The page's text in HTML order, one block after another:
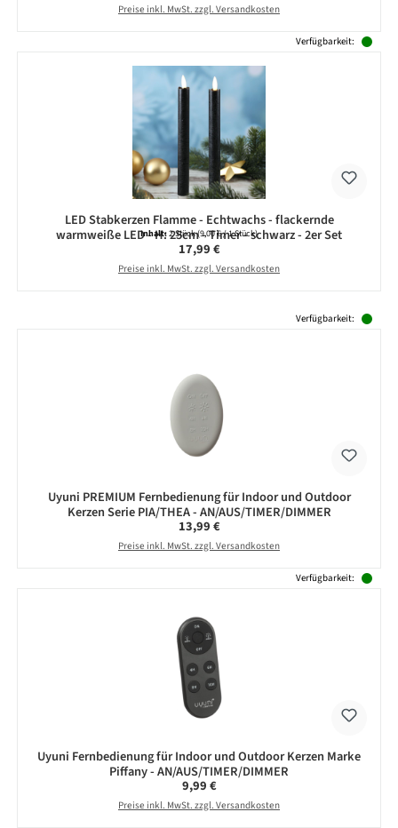
Preise inkl. MwSt. zzgl. Versandkosten
Verfügbarkeit:
LED Stabkerzen Flamme - Echtwachs - flackernde
warmweiße LED - H: 25cm - Timer - schwarz - 2er Set
Inhalt:2 Stück(9,00 € / 1 Stück)
Regulärer Preis:
17,99 €
Preise inkl. MwSt. zzgl. Versandkosten
Verfügbarkeit:
Uyuni PREMIUM Fernbedienung für Indoor und Outdoor
Kerzen Serie PIA/THEA - AN/AUS/TIMER/DIMMER
Regulärer Preis:
13,99 €
Preise inkl. MwSt. zzgl. Versandkosten
Verfügbarkeit:
Uyuni Fernbedienung für Indoor und Outdoor Kerzen Marke
Piffany - AN/AUS/TIMER/DIMMER
Regulärer Preis:
9,99 €
Preise inkl. MwSt. zzgl. Versandkosten